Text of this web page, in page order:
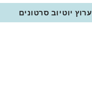
ערוץ יוטיוב סרטונים